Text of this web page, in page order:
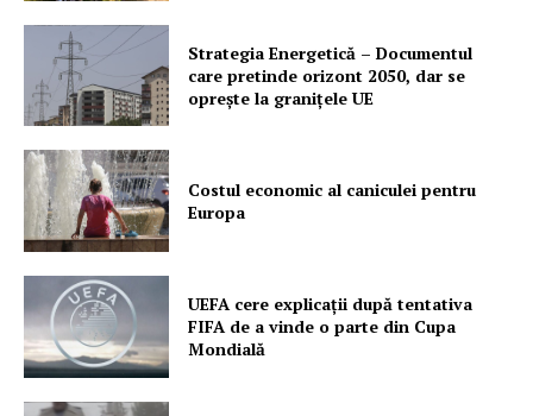
Un proiect
FREEDOM HOUSE ROMÂNIA
PRESShub
Despre noi / Echipa
Proiecte editoriale
Rețea
Contact
Strategia Energetică – Documentul
care pretinde orizont 2050, dar se
oprește la granițele UE
Costul economic al caniculei pentru
Europa
UEFA cere explicații după tentativa
FIFA de a vinde o parte din Cupa
Mondială